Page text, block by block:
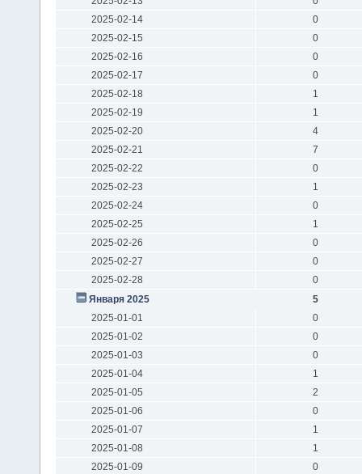
2025-02-14
0
2025-02-15
0
2025-02-16
0
2025-02-17
0
2025-02-18
1
2025-02-19
1
2025-02-20
4
2025-02-21
7
2025-02-22
0
2025-02-23
1
2025-02-24
0
2025-02-25
1
2025-02-26
0
2025-02-27
0
2025-02-28
0
Января 2025
5
2025-01-01
0
2025-01-02
0
2025-01-03
0
2025-01-04
1
2025-01-05
2
2025-01-06
0
2025-01-07
1
2025-01-08
1
2025-01-09
0